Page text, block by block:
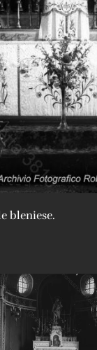
bleniese.